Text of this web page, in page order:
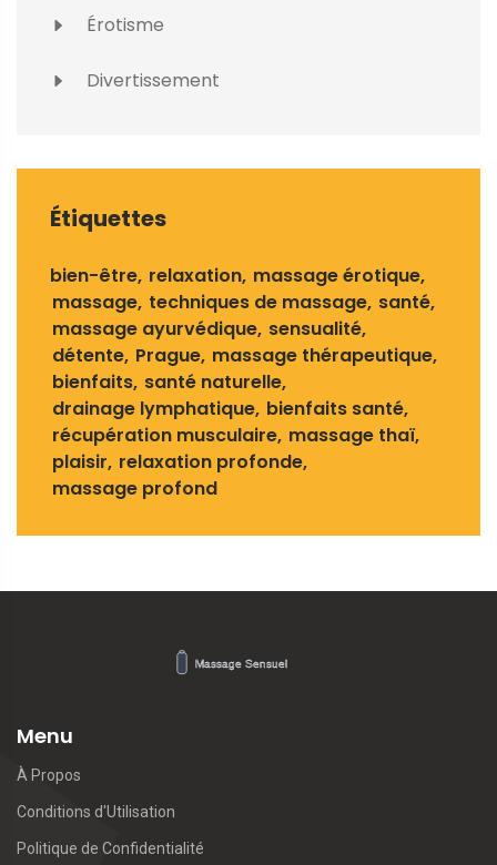
Érotisme
Divertissement
Étiquettes
bien-être relaxation massage érotique
massage techniques de massage santé
massage ayurvédique sensualité
détente Prague massage thérapeutique
bienfaits santé naturelle
drainage lymphatique bienfaits santé
récupération musculaire massage thaï
plaisir relaxation profonde
massage profond
Menu
À Propos
Conditions d'Utilisation
Politique de Confidentialité